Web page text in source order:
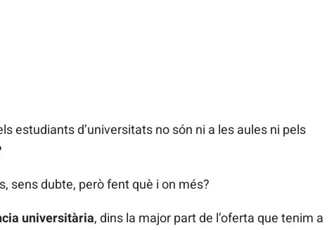
estudiants d’universitats no són ni a les aules ni pels
sens dubte, però fent què i on més?
universitària, dins la major part de l’oferta que tenim a